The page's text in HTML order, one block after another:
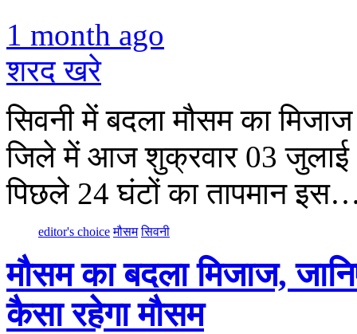
1 month ago
शरद खरे
सिवनी में बदला मौसम का
जिले में आज शुक्रवार 03 जुलाई
पिछले 24 घंटों का तापमान
editor's choice मौसम सिवनी
मौसम का बदला मिजाज,
कैसा रहेगा मौसम